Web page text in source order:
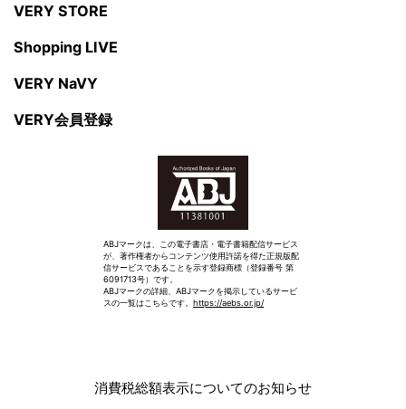
VERY STORE
Shopping LIVE
VERY NaVY
VERY会員登録
ABJマークは、この電子書店・電子書籍配信サービス
が、著作権者からコンテンツ使用許諾を得た正規版配
信サービスであることを示す登録商標（登録番号 第
6091713号）です。
ABJマークの詳細、ABJマークを掲示しているサービ
スの一覧はこちらです。 https://aebs.or.jp/
消費税総額表示についてのお知らせ